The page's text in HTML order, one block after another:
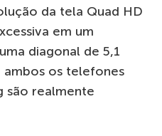
da tela Quad HD
em um
diagonal de 5,1
os telefones
são realmente